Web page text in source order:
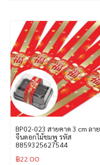
BP02-023 สายคาด 3 cm ลาย
จีนดอกไม้ชมพู รหัส
8859325627544
฿22.00